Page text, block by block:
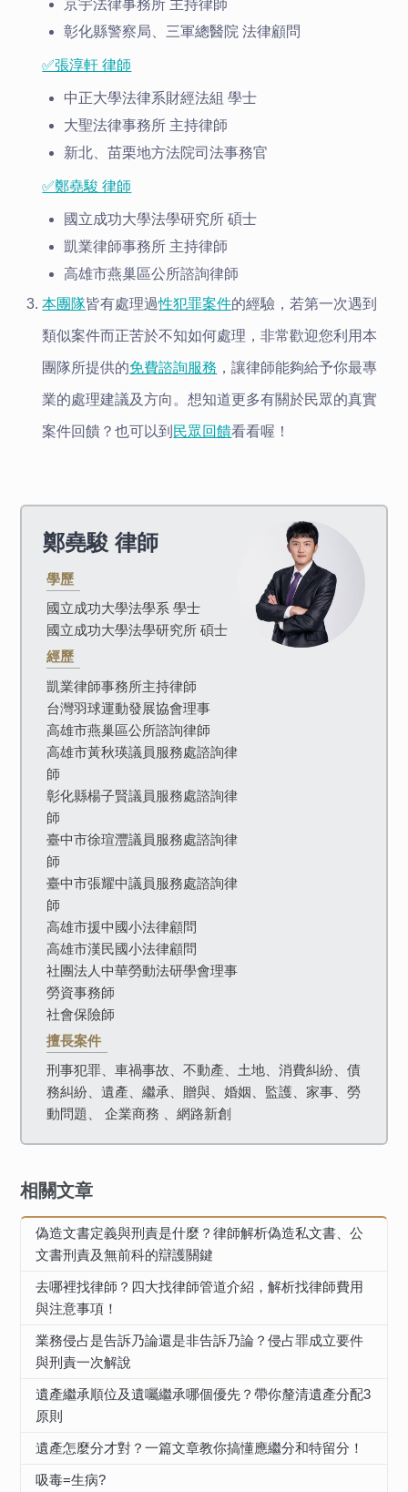
京宇法律事務所 主持律師
彰化縣警察局、三軍總醫院 法律顧問
✅張淳軒 律師
中正大學法律系財經法組 學士
大聖法律事務所 主持律師
新北、苗栗地方法院司法事務官
✅鄭堯駿 律師
國立成功大學法學研究所 碩士
凱業律師事務所 主持律師
高雄市燕巢區公所諮詢律師
本團隊皆有處理過性犯罪案件的經驗，若第一次遇到
類似案件而正苦於不知如何處理，非常歡迎您利用本
團隊所提供的免費諮詢服務 ，讓律師能夠給予你最專
業的處理建議及方向。想知道更多有關於民眾的真實
案件回饋？也可以到 民眾回饋看看喔！
鄭堯駿律師
學歷
國立成功大學法學系 學士
國立成功大學法學研究所 碩士
經歷
凱業律師事務所主持律師
台灣羽球運動發展協會理事
高雄市燕巢區公所諮詢律師
高雄市黃秋瑛議員服務處諮詢律
師
彰化縣楊子賢議員服務處諮詢律
師
臺中市徐瑄灃議員服務處諮詢律
師
臺中市張耀中議員服務處諮詢律
師
高雄市援中國小法律顧問
高雄市漢民國小法律顧問
社團法人中華勞動法研學會理事
勞資事務師
社會保險師
擅長案件
刑事犯罪、車禍事故、不動產、土地、消費糾紛、債
務糾紛、遺產、繼承、贈與、婚姻、監護、家事、勞
動問題、 企業商務 、網路新創
相關文章
偽造文書定義與刑責是什麼？律師解析偽造私文書、公
文書刑責及無前科的辯護關鍵
去哪裡找律師？四大找律師管道介紹，解析找律師費用
與注意事項！
業務侵占是告訴乃論還是非告訴乃論？侵占罪成立要件
與刑責一次解說
遺產繼承順位及遺囑繼承哪個優先？帶你釐清遺產分配3
原則
遺產怎麼分才對？一篇文章教你搞懂應繼分和特留分！
吸毒=生病?